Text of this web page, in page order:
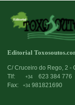
Editorial
C/ Cruceiro do Rego, 2 -
Tlf:
+34
623 384 776
Fax:
+34 981821690